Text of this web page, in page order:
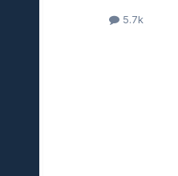
5.7k